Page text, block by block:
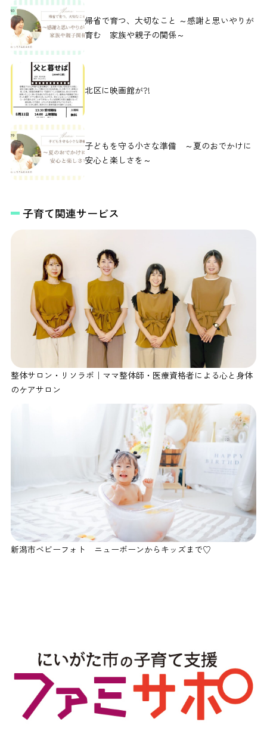
帰省で育つ、大切なこと ～感謝と思いやりが
育む 家族や親子の関係～
北区に映画館が?!
子どもを守る小さな準備 ～夏のおでかけに
安心と楽しさを～
子育て関連サービス
整体サロン・リソラボ｜ママ整体師・医療資格者による心と身体
のケアサロン
新潟市ベビーフォト ニューボーンからキッズまで♡